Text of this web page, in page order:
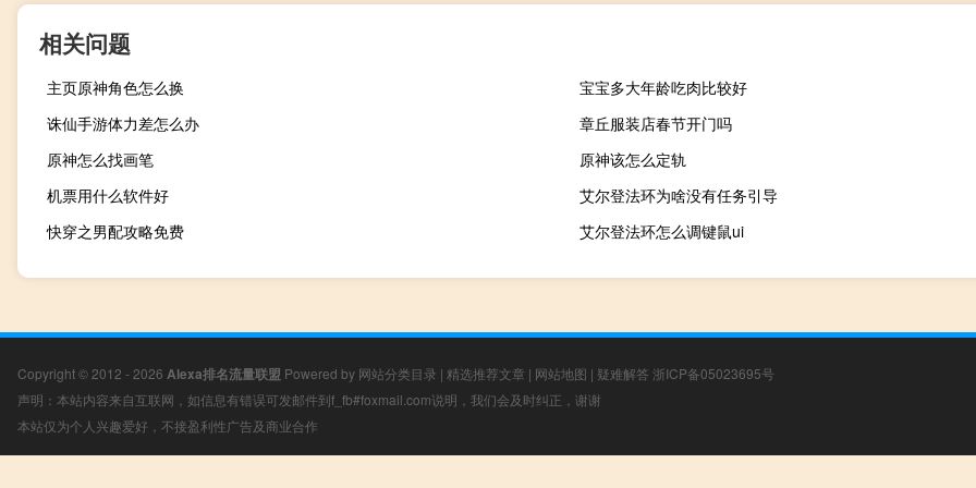
相关问题
主页原神角色怎么换
宝宝多大年龄吃肉比较好
诛仙手游体力差怎么办
章丘服装店春节开门吗
原神怎么找画笔
原神该怎么定轨
机票用什么软件好
艾尔登法环为啥没有任务引导
快穿之男配攻略免费
艾尔登法环怎么调键鼠ui
Copyright © 2012 - 2026 Alexa排名流量联盟 Powered by 网站分类目录 | 精选推荐文章 | 网站地图 | 疑难解答 浙ICP备05023695号
声明：本站内容来自互联网，如信息有错误可发邮件到f_fb#foxmail.com说明，我们会及时纠正，谢谢
本站仅为个人兴趣爱好，不接盈利性广告及商业合作